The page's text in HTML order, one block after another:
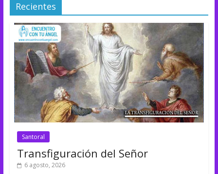
Recientes
Santoral
Transfiguración del Señor
6 agosto, 2026